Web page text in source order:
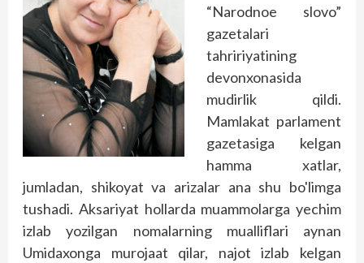
“Narodnoe slovo”
gazetalari
tahririyatining
devonxonasida
mudirlik qildi.
Mamlakat parlament
gazetasiga kelgan
hamma xatlar,
jumladan, shikoyat va arizalar ana shu bo'limga
tushadi. Aksariyat hollarda muammolarga yechim
izlab yozilgan nomalarning mualliflari aynan
Umidaxonga murojaat qilar, najot izlab kelgan